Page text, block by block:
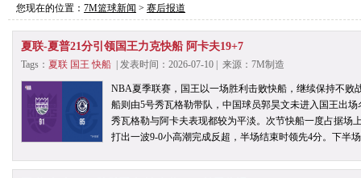
您现在的位置： 7M篮球新闻 > 赛后报道
夏联-夏普21分引领国王力克快船 阿卡夫19+7
Tags： 夏联 国王 快船 | 发表时间：2026-07-10 | 来源：7M制造
NBA夏季联赛，国王以一场胜利击败快船，继续保持不败
船则由5号秀瓦格勒带队，中国球员郭昊文未进入国王出
秀瓦格勒与阿卡夫表现都较为平淡。次节快船一度占据场
打出一波9-0小高潮完成反超，半场结束时领先4分。下